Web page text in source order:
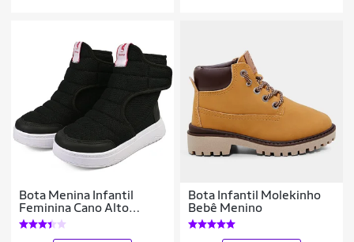
Bota Menina Infantil
Feminina Cano Alto
Antiderrapante Preta
MzKid
Bota Infantil Molekinho
Bebê Menino